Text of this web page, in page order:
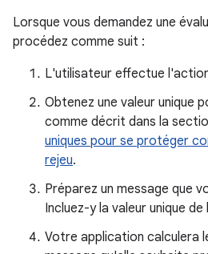
Lorsque vous demandez une
procédez comme suit :
L'utilisateur effectue
Obtenez une valeur unique
comme décrit dans la
uniques pour se protéger
rejeu.
Préparez un message que
Incluez-y la valeur unique
Votre application calculera